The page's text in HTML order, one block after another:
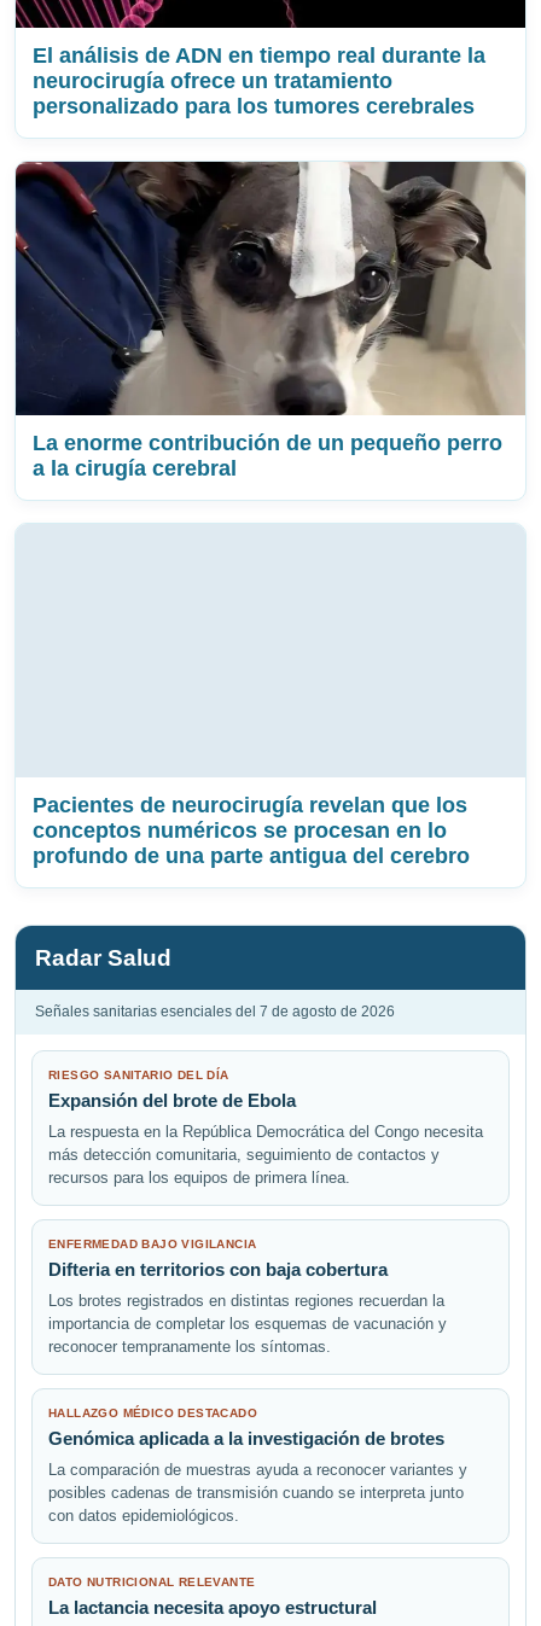
El análisis de ADN en tiempo real durante la
neurocirugía ofrece un tratamiento
personalizado para los tumores cerebrales
La enorme contribución de un pequeño perro
a la cirugía cerebral
Pacientes de neurocirugía revelan que los
conceptos numéricos se procesan en lo
profundo de una parte antigua del cerebro
Radar Salud
Señales sanitarias esenciales del 7 de agosto de 2026
RIESGO SANITARIO DEL DÍA
Expansión del brote de Ebola
La respuesta en la República Democrática del Congo necesita
más detección comunitaria, seguimiento de contactos y
recursos para los equipos de primera línea.
ENFERMEDAD BAJO VIGILANCIA
Difteria en territorios con baja cobertura
Los brotes registrados en distintas regiones recuerdan la
importancia de completar los esquemas de vacunación y
reconocer tempranamente los síntomas.
HALLAZGO MÉDICO DESTACADO
Genómica aplicada a la investigación de brotes
La comparación de muestras ayuda a reconocer variantes y
posibles cadenas de transmisión cuando se interpreta junto
con datos epidemiológicos.
DATO NUTRICIONAL RELEVANTE
La lactancia necesita apoyo estructural